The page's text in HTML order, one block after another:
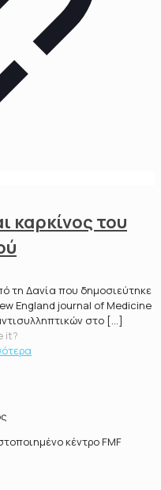
καρκίνος του
τη Δανία που δημοσιεύτηκε
England journal of Medicine
στο[…]
it?
κέντρο FMF